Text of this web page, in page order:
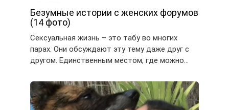
Безумные истории с женских форумов
(14 фото)
Сексуальная жизнь – это табу во многих
парах. Они обсуждают эту тему даже друг с
другом. Единственным местом, где можно…